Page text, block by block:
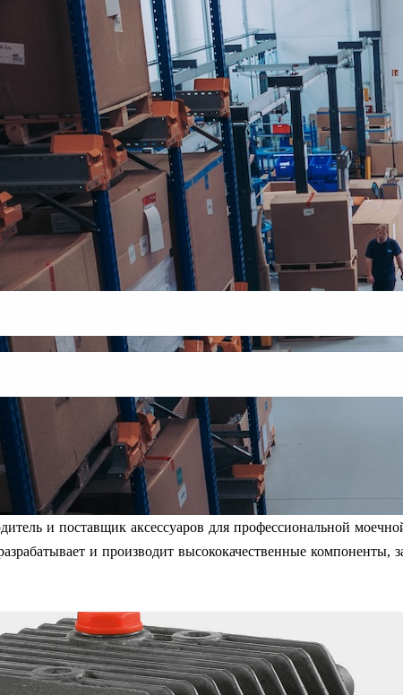
и поставщик аксессуаров для профессиональной
и производит высококачественные компоненты,